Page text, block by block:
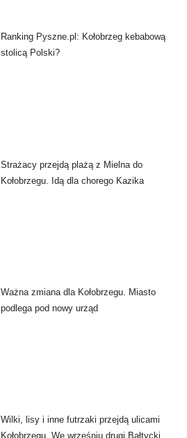
Ranking Pyszne.pl: Kołobrzeg kebabową
stolicą Polski?
Strażacy przejdą plażą z Mielna do
Kołobrzegu. Idą dla chorego Kazika
Ważna zmiana dla Kołobrzegu. Miasto
podlega pod nowy urząd
Wilki, lisy i inne futrzaki przejdą ulicami
Kołobrzegu. We wrześniu drugi Bałtycki